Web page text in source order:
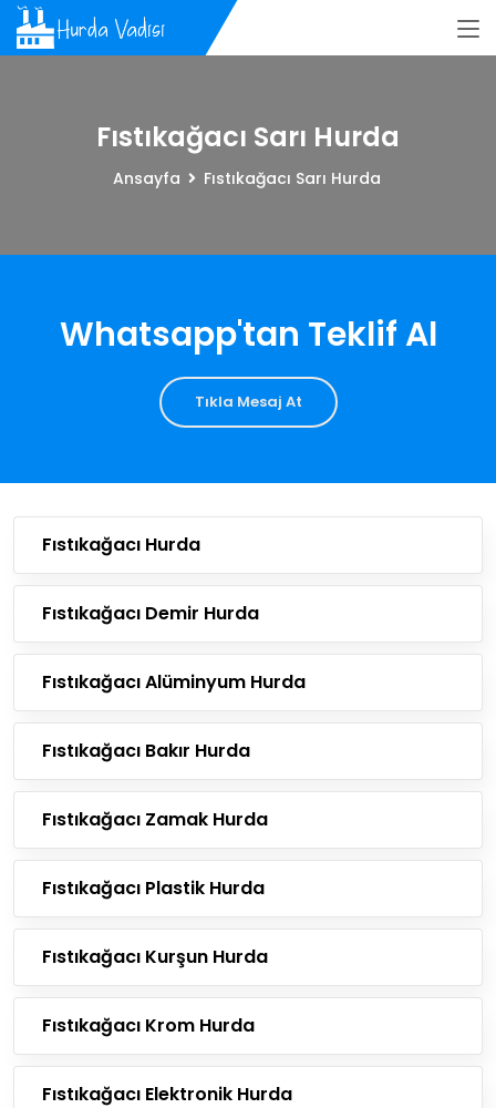
Fıstıkağacı Sarı Hurda
Ansayfa Fıstıkağacı Sarı Hurda
Whatsapp'tan Teklif Al
Tıkla Mesaj At
Fıstıkağacı Hurda
Fıstıkağacı Demir Hurda
Fıstıkağacı Alüminyum Hurda
Fıstıkağacı Bakır Hurda
Fıstıkağacı Zamak Hurda
Fıstıkağacı Plastik Hurda
Fıstıkağacı Kurşun Hurda
Fıstıkağacı Krom Hurda
Fıstıkağacı Elektronik Hurda